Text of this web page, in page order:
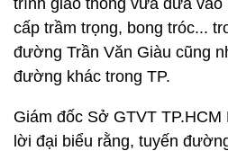
trình giao thông vừa đưa vào
cấp trầm trọng, bong tróc...
đường Trần Văn Giàu cũng
đường khác trong TP.
Giám đốc Sở GTVT
lời đại biểu rằng, tuyến